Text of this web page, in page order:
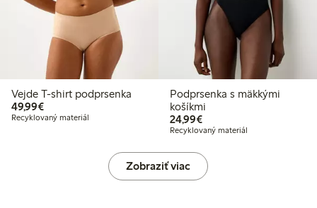
Vejde T-shirt podprsenka
49,99€49,99 €
Recyklovaný materiál
Podprsenka s mäkkými
košíkmi
24,99€24,99 €
Recyklovaný materiál
Zobraziť viac